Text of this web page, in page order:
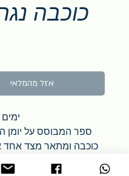
כוכבה
אזל מהמלאי
ספר המבוסס על יומן
כוכבה ומתאר מצד אחד